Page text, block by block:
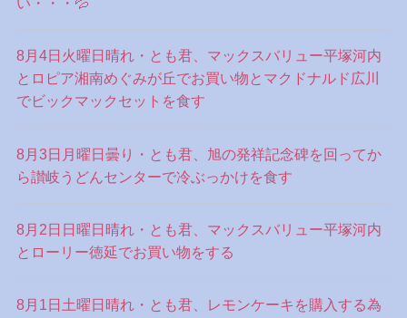
8月4日火曜日晴れ・とも君、マックスバリュー平塚河内
とロピア湘南めぐみが丘でお買い物とマクドナルド広川
でビックマックセットを食す
8月3日月曜日曇り・とも君、旭の発祥記念碑を回ってか
ら讃岐うどんセンターで冷ぶっかけを食す
8月2日日曜日晴れ・とも君、マックスバリュー平塚河内
とローリー徳延でお買い物をする
8月1日土曜日晴れ・とも君、レモンケーキを購入する為